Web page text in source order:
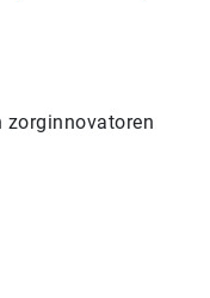
zorginnovatoren